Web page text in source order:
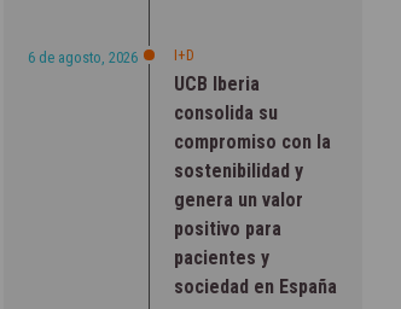
6 de agosto, 2026 I+D
UCB Iberia
consolida su
compromiso con la
sostenibilidad y
genera un valor
positivo para
pacientes y
sociedad en España